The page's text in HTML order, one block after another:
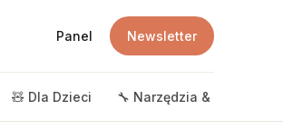
Panel Newsletter
🧸 Dla Dzieci 🔧 Narzędzia & DIY